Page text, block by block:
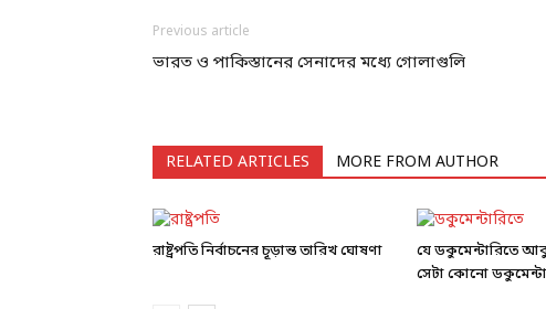
Previous article
ভারত ও পাকিস্তানের সেনাদের মধ্যে গোলাগুলি
RELATED ARTICLES MORE FROM AUTHOR
রাষ্ট্রপতি নির্বাচনের চূড়ান্ত তারিখ ঘোষণা
যে ডকুমেন্টারিতে
সেটা কোনো